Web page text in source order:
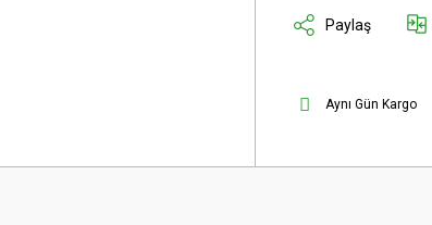
Paylaş
Aynı Gün Kargo